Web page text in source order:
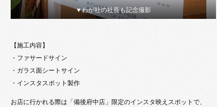
▼わが社の社長も記念撮影
【施工内容】
・ファサードサイン
・ガラス面シートサイン
・インスタスポット製作
お店に行かれる際は「備後府中店」限定のインスタ映えスポットで、